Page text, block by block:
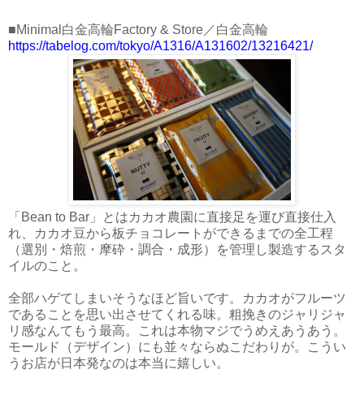
■Minimal白金高輪Factory & Store／白金高輪
https://tabelog.com/tokyo/A1316/A131602/13216421/
「Bean to Bar」とはカカオ農園に直接足を運び直接仕入
れ、カカオ豆から板チョコレートができるまでの全工程
（選別・焙煎・摩砕・調合・成形）を管理し製造するスタ
イルのこと。
全部ハゲてしまいそうなほど旨いです。カカオがフルーツ
であることを思い出させてくれる味。粗挽きのジャリジャ
リ感なんてもう最高。これは本物マジでうめえあうあう。
モールド（デザイン）にも並々ならぬこだわりが。こうい
うお店が日本発なのは本当に嬉しい。